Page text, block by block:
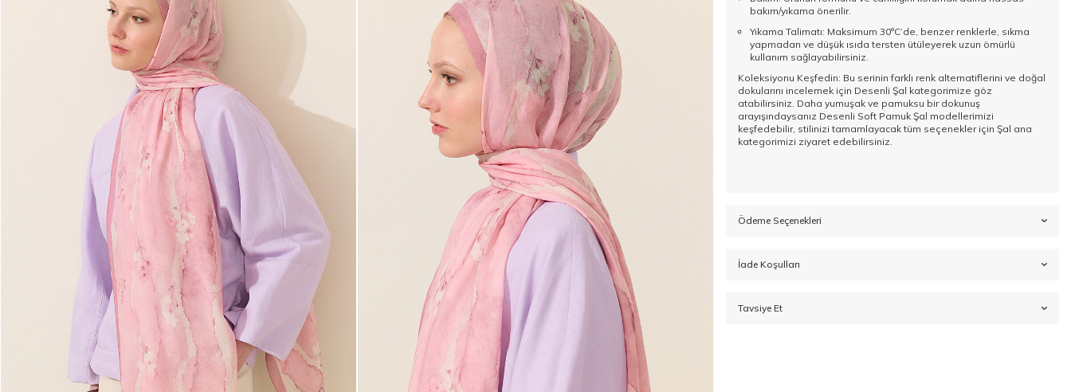
bakım/yıkama önerilir.
Yıkama Talimatı: Maksimum 30°C’de, benzer renklerle, sıkma
yapmadan ve düşük ısıda tersten ütüleyerek uzun ömürlü
kullanım sağlayabilirsiniz.
Koleksiyonu Keşfedin: Bu serinin farklı renk alternatiflerini ve doğal
dokularını incelemek için Desenli Şal kategorimize göz
atabilirsiniz. Daha yumuşak ve pamuksu bir dokunuş
arayışındaysanız Desenli Soft Pamuk Şal modellerimizi
keşfedebilir, stilinizi tamamlayacak tüm seçenekler için Şal ana
kategorimizi ziyaret edebilirsiniz.
Ödeme Seçenekleri
İade Koşulları
Tavsiye Et